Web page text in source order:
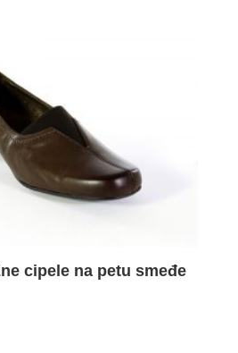
cipele na petu smeđe